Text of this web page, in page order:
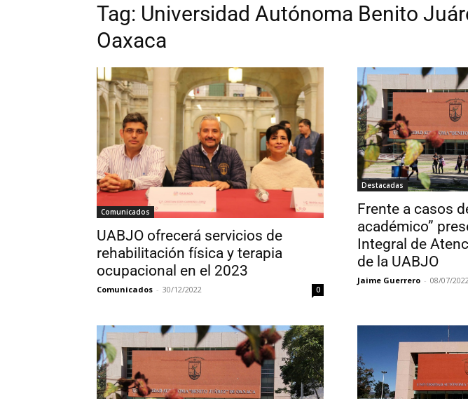
Tag: Universidad Autónoma Benito
Oaxaca
Comunicados
UABJO ofrecerá servicios de
rehabilitación física y terapia
ocupacional en el 2023
Comunicados - 30/12/2022 0
Destacadas
Frente a casos
académico”
Integral de
de la UABJO
Jaime Guerrero - 08/07/2022